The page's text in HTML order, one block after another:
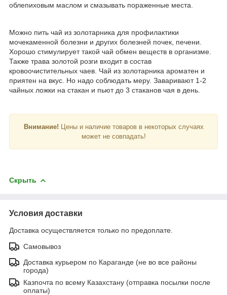
облепиховым маслом и смазывать пораженные места.
Можно пить чай из золотарника для профилактики
мочекаменной болезни и других болезней почек, печени.
Хорошо стимулирует такой чай обмен веществ в организме.
Также трава золотой розги входит в состав
кровоочистительных чаев. Чай из золотарника ароматен и
приятен на вкус. Но надо соблюдать меру. Заваривают 1-2
чайных ложки на стакан и пьют до 3 стаканов чая в день.
Внимание! Цены и наличие товаров в некоторых случаях
может не совпадать!
Скрыть
Условия доставки
Доставка осуществляется только по предоплате.
Самовывоз
Доставка курьером по Караганде (не во все районы
города)
Казпочта по всему Казахстану (отправка посылки после
оплаты)